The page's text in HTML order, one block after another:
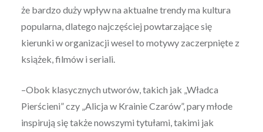
że bardzo duży wpływ na aktualne trendy ma kultura
popularna, dlatego najczęściej powtarzające się
kierunki w organizacji wesel to motywy zaczerpnięte z
książek, filmów i seriali.
–Obok klasycznych utworów, takich jak „Władca
Pierścieni” czy „Alicja w Krainie Czarów”, pary młode
inspirują się także nowszymi tytułami, takimi jak